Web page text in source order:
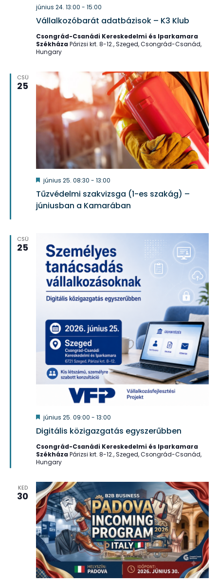
Vállalkozóbarát adatbázisok – K3 Klub
június 24. 13:00 - 15:00
Csongrád-Csanádi Kereskedelmi és Iparkamara
Székháza Párizsi krt. 8-12., Szeged, Csongrád-Csanád,
Hungary
CSÜ
25
Tűzvédelmi szakvizsga (1-es szakág) –
júniusban a Kamarában
Kiemelt
június 25. 08:30 - 13:00
CSÜ
25
Digitális közigazgatás egyszerűbben
Kiemelt
június 25. 09:00 - 13:00
Csongrád-Csanádi Kereskedelmi és Iparkamara
Székháza Párizsi krt. 8-12., Szeged, Csongrád-Csanád,
Hungary
KED
30